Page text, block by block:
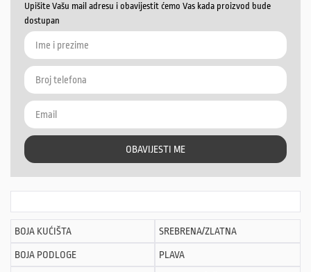
Upišite Vašu mail adresu i obavijestit ćemo Vas kada proizvod bude
dostupan
OBAVIJESTI ME
BOJA KUĆIŠTA SREBRENA/ZLATNA
BOJA PODLOGE PLAVA